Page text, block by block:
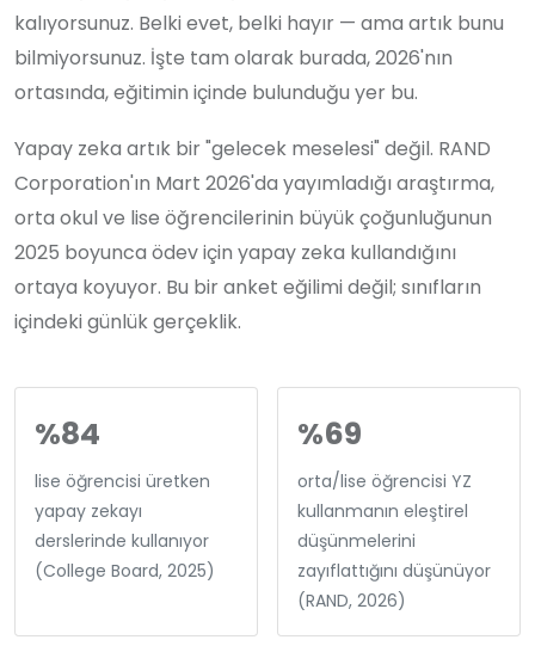
kalıyorsunuz. Belki evet, belki hayır — ama artık bunu
bilmiyorsunuz. İşte tam olarak burada, 2026'nın
ortasında, eğitimin içinde bulunduğu yer bu.
Yapay zeka artık bir "gelecek meselesi" değil. RAND
Corporation'ın Mart 2026'da yayımladığı araştırma,
orta okul ve lise öğrencilerinin büyük çoğunluğunun
2025 boyunca ödev için yapay zeka kullandığını
ortaya koyuyor. Bu bir anket eğilimi değil; sınıfların
içindeki günlük gerçeklik.
%84
lise öğrencisi üretken
yapay zekayı
derslerinde kullanıyor
(College Board, 2025)
%69
orta/lise öğrencisi YZ
kullanmanın eleştirel
düşünmelerini
zayıflattığını düşünüyor
(RAND, 2026)